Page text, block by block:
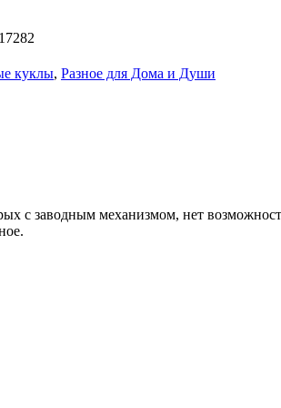
куклы, Разное для Дома и Души
с заводным механизмом, нет